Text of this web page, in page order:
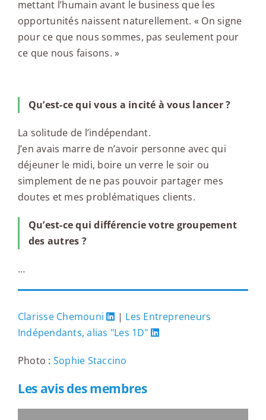
mettant l’humain avant le business que les
opportunités naissent naturellement. « On signe
pour ce que nous sommes, pas seulement pour
ce que nous faisons. »
Qu’est-ce qui vous a incité à vous lancer ?
La solitude de l’indépendant.
J’en avais marre de n’avoir personne avec qui
déjeuner le midi, boire un verre le soir ou
simplement de ne pas pouvoir partager mes
doutes et mes problématiques clients.
Qu’est-ce qui différencie votre groupement
des autres ?
…
Clarisse Chemouni | Les Entrepreneurs
Indépendants, alias "Les 1D"
Photo : Sophie Staccino
Les avis des membres